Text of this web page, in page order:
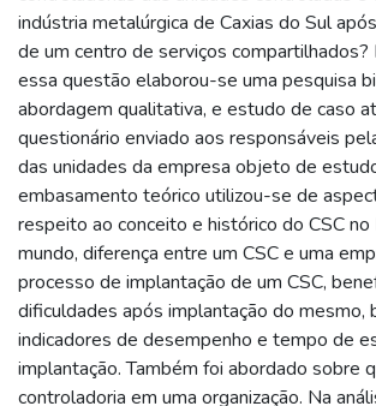
indústria metalúrgica de Caxias do Sul
de um centro de serviços compartilhados?
essa questão elaborou-se uma pesquisa
abordagem qualitativa, e estudo de caso
questionário enviado aos responsáveis
das unidades da empresa objeto de
embasamento teórico utilizou-se de
respeito ao conceito e histórico do CSC no
mundo, diferença entre um CSC e uma
processo de implantação de um CSC,
dificuldades após implantação do mesmo,
indicadores de desempenho e tempo de
implantação. Também foi abordado sobre
controladoria em uma organização. Na